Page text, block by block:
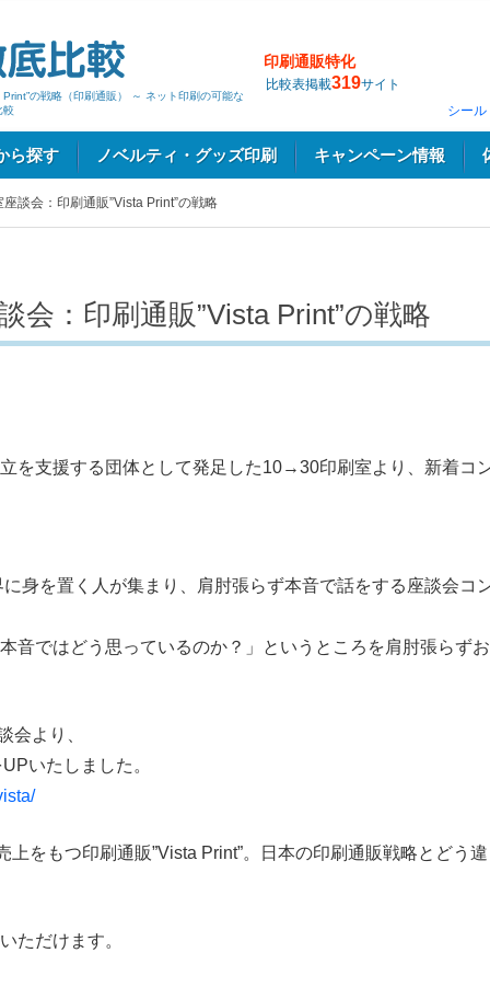
の戦略（印刷通販） ～ ネット印刷の可能な
較
印刷通販特化
比較表掲載319サイト
シー
ら探す ノベルティ・グッズ印刷 キャンペーン情報
談会：印刷通販”Vista Print”の戦略
会：印刷通販”Vista Print”の戦略
を支援する団体として発足した10→30印刷室より、新着コ
身を置く人が集まり、肩肘張らず本音で話をする座談会コ
音ではどう思っているのか？」というところを肩肘張らず
会より、
いたしました。
をもつ印刷通販”Vista Print”。日本の印刷通販戦略とどう
ただけます。